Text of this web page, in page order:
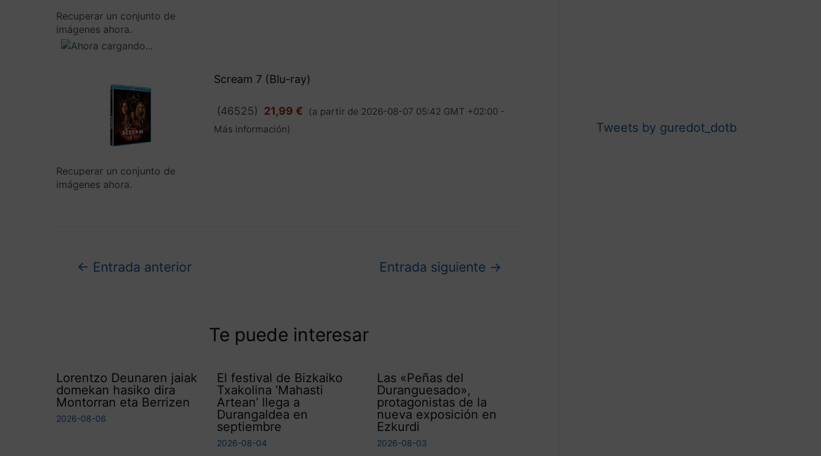
Recuperar un conjunto de
imágenes ahora.
Recuperar un conjunto de
imágenes ahora.
Scream 7 (Blu-ray)
(46525) 21,99 €
(a partir de 2026-08-07 05:42 GMT +02:00 -
Más información)
← Entrada anterior Entrada siguiente →
Te puede interesar
Lorentzo Deunaren jaiak
domekan hasiko dira
Montorran eta Berrizen
2026-08-06
El festival de Bizkaiko
Txakolina ‘Mahasti
Artean’ llega a
Durangaldea en
septiembre
2026-08-04
Las «Peñas del
Duranguesado»,
protagonistas de la
nueva exposición en
Ezkurdi
2026-08-03
Tweets by guredot_dotb